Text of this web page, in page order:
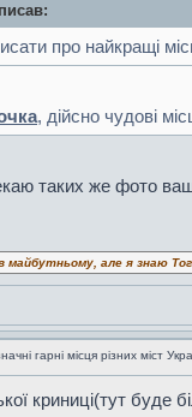
про найкращі
, дійсно чудові
таких же фото
майбутньому, але я знаю
гарні місця різних міст
криниці(тут буде